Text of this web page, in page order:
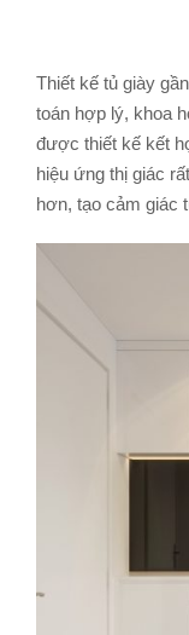
Thiết kế tủ giày
toán hợp lý, khoa
được thiết kế kết
hiệu ứng thị giác
hơn, tạo cảm giác